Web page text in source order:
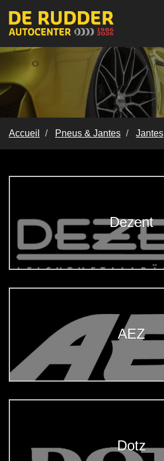
Accueil Pneus & Jantes Jantes
Dezent
AEZ
Dotz